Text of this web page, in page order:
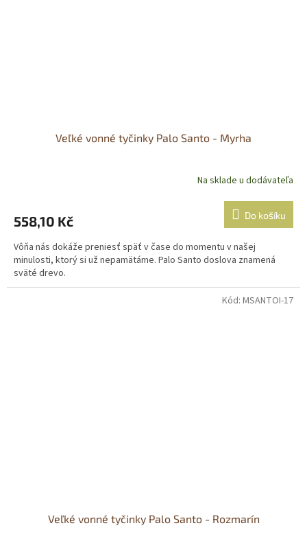
Veľké vonné tyčinky Palo Santo - Myrha
Na sklade u dodávateľa
558,10 Kč Do košíku
Vôňa nás dokáže preniesť späť v čase do momentu v našej
minulosti, ktorý si už nepamätáme. Palo Santo doslova znamená
sväté drevo.
Veľké vonné tyčinky Palo Santo - Rozmarín
Kód: MSANTOI-17